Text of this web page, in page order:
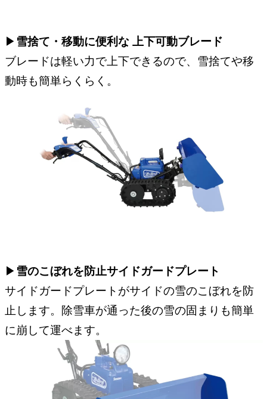
▶︎ 雪捨て・移動に便利な 上下可動ブレード
ブレードは軽い力で上下できるので、雪捨てや移
動時も簡単らくらく。
▶︎ 雪のこぼれを防止サイドガードプレート
サイドガードプレートがサイドの雪のこぼれを防
止します。除雪車が通った後の雪の固まりも簡単
に崩して運べます。